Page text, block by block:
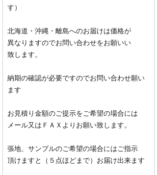
す）
北海道・沖縄・離島へのお届けは価格が
異なりますのでお問い合わせをお願いい
致します。
納期の確認が必要ですのでお問い合わせ願い
ます
お見積り金額のご提示をご希望の場合には
メール又はＦＡＸよりお願い致します。
張地、サンプルのご希望の場合にはご指示
頂けますと（５点ほどまで）お届け出来ます